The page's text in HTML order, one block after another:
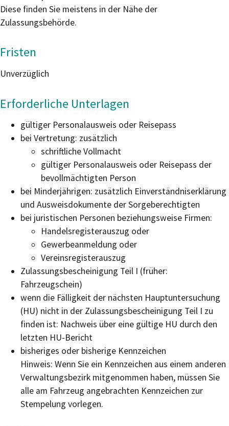
Diese finden Sie meistens in der Nähe der
Zulassungsbehörde.
Fristen
Unverzüglich
Erforderliche Unterlagen
gültiger Personalausweis oder Reisepass
bei Vertretung: zusätzlich
schriftliche Vollmacht
gültiger Personalausweis oder Reisepass der
bevollmächtigten Person
bei Minderjährigen: zusätzlich Einverständniserklärung
und Ausweisdokumente der Sorgeberechtigten
bei juristischen Personen beziehungsweise Firmen:
Handelsregisterauszug oder
Gewerbeanmeldung oder
Vereinsregisterauszug
Zulassungsbescheinigung Teil I (früher:
Fahrzeugschein)
wenn die Fälligkeit der nächsten Hauptuntersuchung
(HU) nicht in der Zulassungsbescheinigung Teil I zu
finden ist: Nachweis über eine gültige HU durch den
letzten HU-Bericht
bisheriges oder bisherige Kennzeichen
Hinweis: Wenn Sie ein Kennzeichen aus einem anderen
Verwaltungsbezirk mitgenommen haben, müssen Sie
alle am Fahrzeug angebrachten Kennzeichen zur
Stempelung vorlegen.